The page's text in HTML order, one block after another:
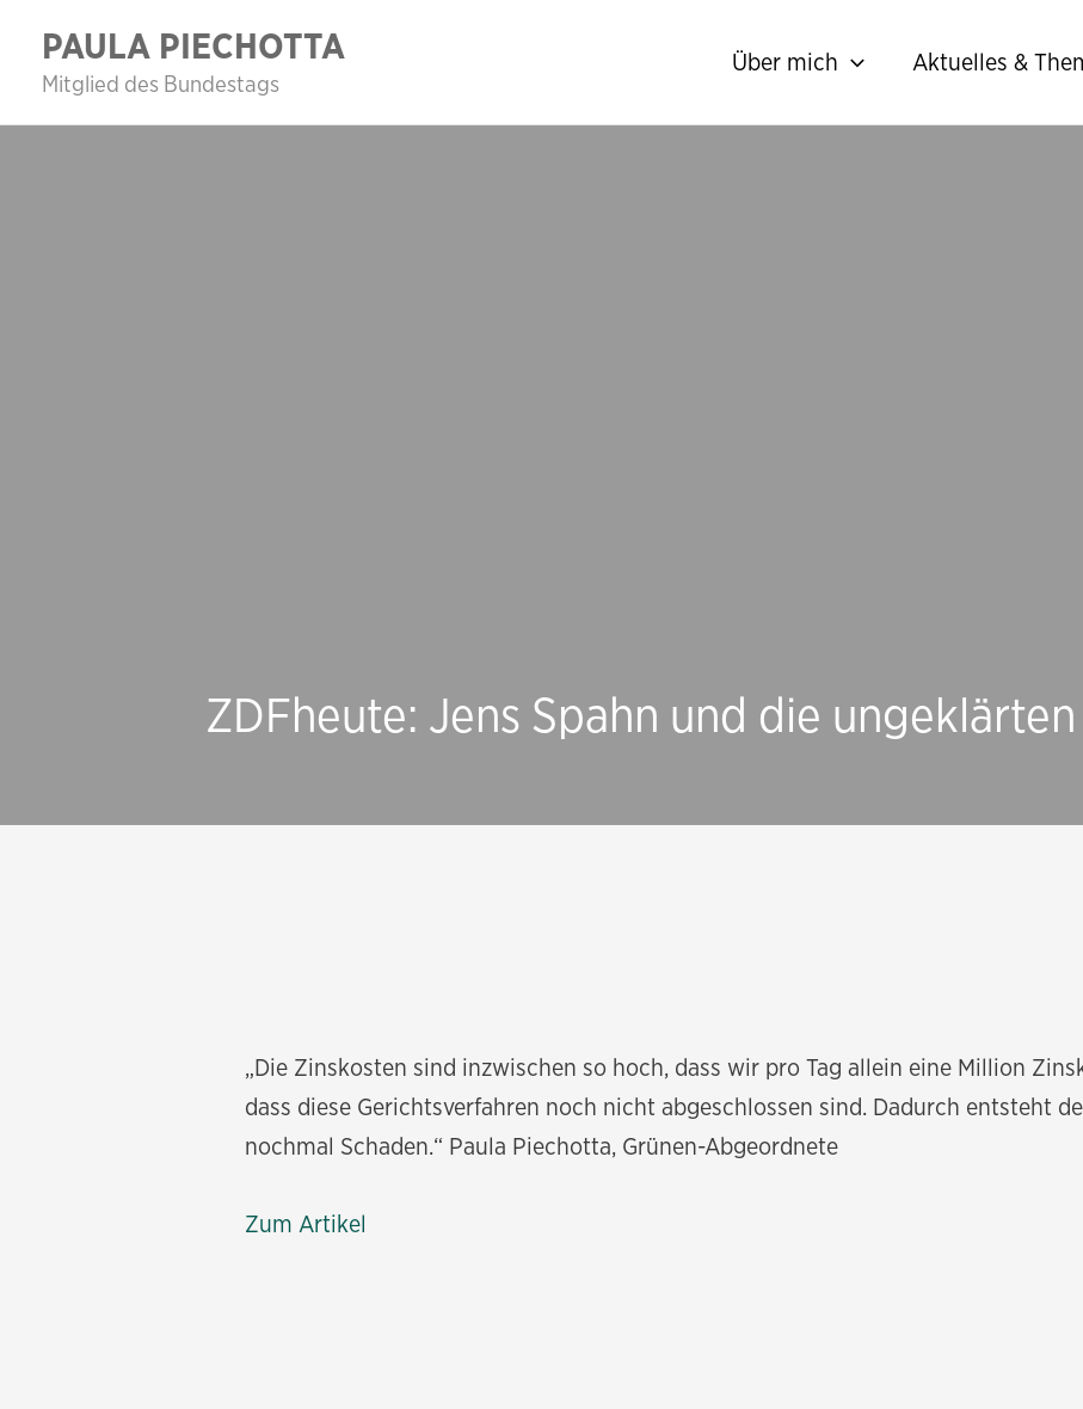
Inhalt
springen
PAULA PIECHOTTA
Mitglied des Bundestags
Über mich Aktuelles &
ZDFheute: Jens Spahn und die
„Die Zinskosten sind inzwischen so hoch, dass wir pro Tag allein eine Million
dass diese Gerichtsverfahren noch nicht abgeschlossen sind. Dadurch entsteht
nochmal Schaden.“ Paula Piechotta, Grünen-Abgeordnete
Zum Artikel